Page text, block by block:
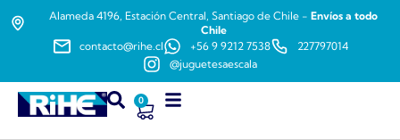
Alameda 4196, Estación Central, Santiago de Chile - Envíos a todo
Chile
contacto@rihe.cl
+56 9 9212 7538
227797014
@juguetesaescala
0